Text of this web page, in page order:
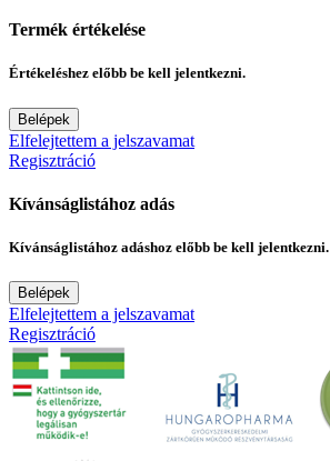
Termék értékelése
Értékeléshez előbb be kell jelentkezni.
Belépek
Elfelejtettem a jelszavamat
Regisztráció
Kívánságlistához adás
Kívánságlistához adáshoz előbb be kell jelentkezni.
Belépek
Elfelejtettem a jelszavamat
Regisztráció